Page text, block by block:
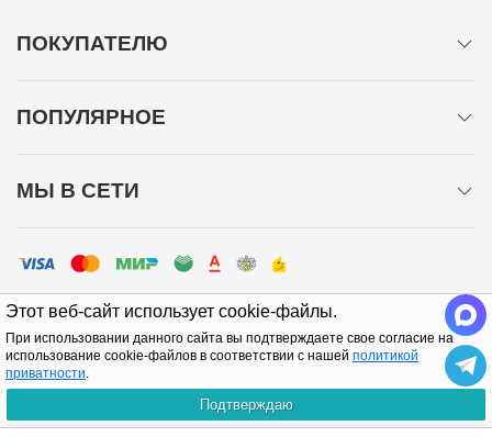
Этот веб-сайт использует cookie-файлы.
При использовании данного сайта вы подтверждаете свое согласие на
использование cookie-файлов в соответствии с нашей политикой
приватности.
Подтверждаю
ПОКУПАТЕЛЮ
ПОПУЛЯРНОЕ
МЫ В СЕТИ
Copyright © 2005-2026 Все права защищены.